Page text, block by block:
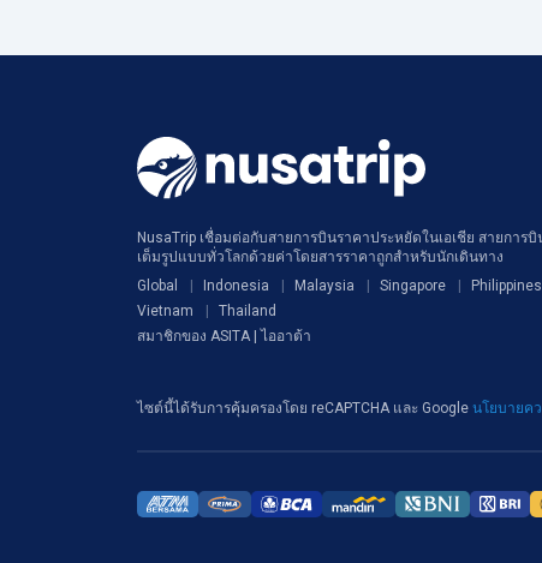
NusaTrip เชื่อมต่อกับสายการบินราคาประหยัดในเอเชีย สายการ
เต็มรูปแบบทั่วโลกด้วยค่าโดยสารราคาถูกสำหรับนักเดินทาง
Global
Indonesia Malaysia Singapore
Philippines
Vietnam
Thailand
สมาชิกของ ASITA | ไออาต้า
ไซต์นี้ได้รับการคุ้มครองโดย reCAPTCHA และ Google นโยบายค